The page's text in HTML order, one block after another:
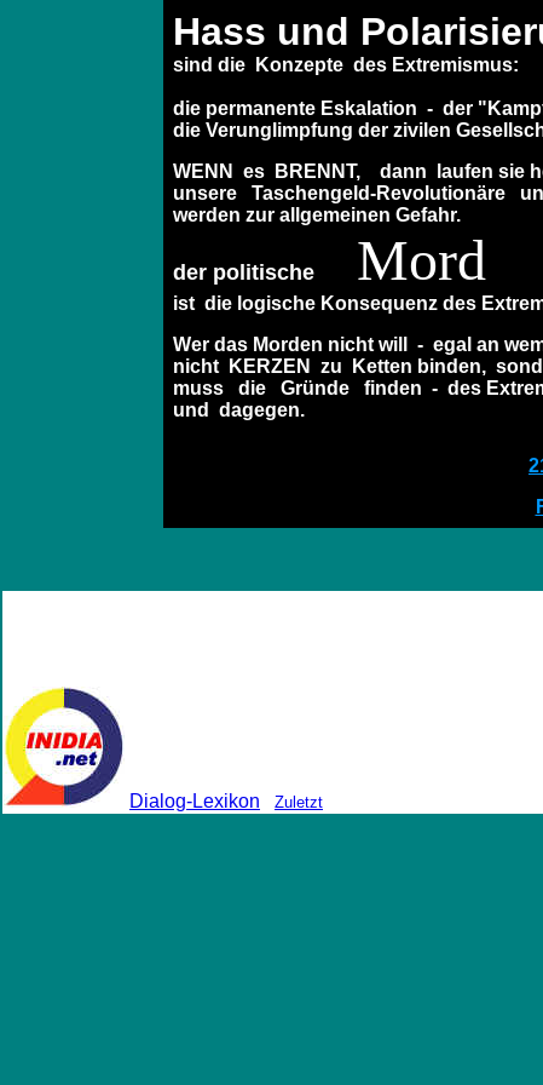
Hass und
sind die Konzepte des Extremismus:
die permanente Eskalation - der
die Verunglimpfung der zivilen
WENN es BRENNT, dann laufen sie
unsere Taschengeld-Revolutionäre
werden zur allgemeinen Gefahr.
der politische Mord
ist die logische Konsequenz des
Wer das Morden nicht will - egal an
nicht KERZEN zu Ketten binden,
muss die Gründe finden - des
und dagegen.
Dialog-Lexikon Zuletzt